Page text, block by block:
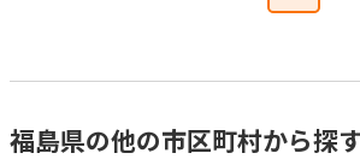
お知らせ
福島県の他の市区町村から探